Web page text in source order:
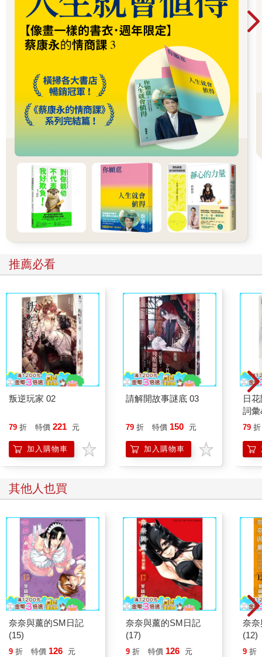
╳ 聊時事新聞。
○ 聊事件經驗。
「最近○○好像很流行耶。」
用那天的新聞或流行時事開啟話題，你跟人聊天時是不是都這樣
起頭？想從大家都知道的事情開啟話題，是很正常的。
不過，如果你想提升閒聊力，請避免這樣打開話題。
第二個規則「聊心情，而非資訊」就已提到，用流行時事或新聞
當開頭話題，對話會變得很表面、膚淺，很難聊到彼此的真實感
「聽說這次的颱風好像很嚴重耶，全國各地災情頻傳。」
「真的啊，滿嚴重的。」
「……」
這則新聞明明大家都知道，卻聊不下去。
「對政府的應對感到很生氣」「我們必須小心防範災害」，就算
勉強試著傳達自己的心情，恐怕也很難表達清楚。
用狀聲詞，聊事件經驗
選擇什麼樣的話題，才能清楚表達自己的心情？簡單來說，正確
答案是「聊跟自己有關的事件和經驗」。
「這次的颱風，風咻咻咻的，好可怕喔。晚上根本睡不著。」
「我們家為此還準備了防災背包，之前從來沒買過。防災意識整
個變得不一樣了。」
覺很親近。用實際經驗開啟話題，便能以「我覺得」「防災意識
變得不一樣了」來傳達自己的真實感受。而使用「咻咻咻」「真
不需要誇張的故事、有趣的經驗，平淡無奇的日常生活事件就可
以了。用「經驗」搭配「感受」聊天，可以迅速拉近你與對方的
關係。
聊自己的生活事件和經驗，而非不知在哪裡看到的時事話題，這
就是第三個規則。
POINT：實際經驗，比較能夠表達心情。
第3章 熟人／聚會篇
推薦必看
叛逆玩家 02
79 折 特價 221 元
加入購物車
請解開故事謎底 03
79 折 特價 150 元
加入購物車
日
詞
79 折
其他人也買
奈奈與薰的SM日記
(15)
9 折 特價 126 元
奈奈與薰的SM日記
(17)
9 折 特價 126 元
奈
(12)
9 折